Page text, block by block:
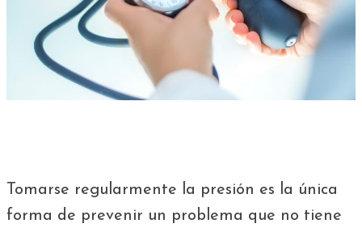
Tomarse regularmente la presión es la única
forma de prevenir un problema que no tiene